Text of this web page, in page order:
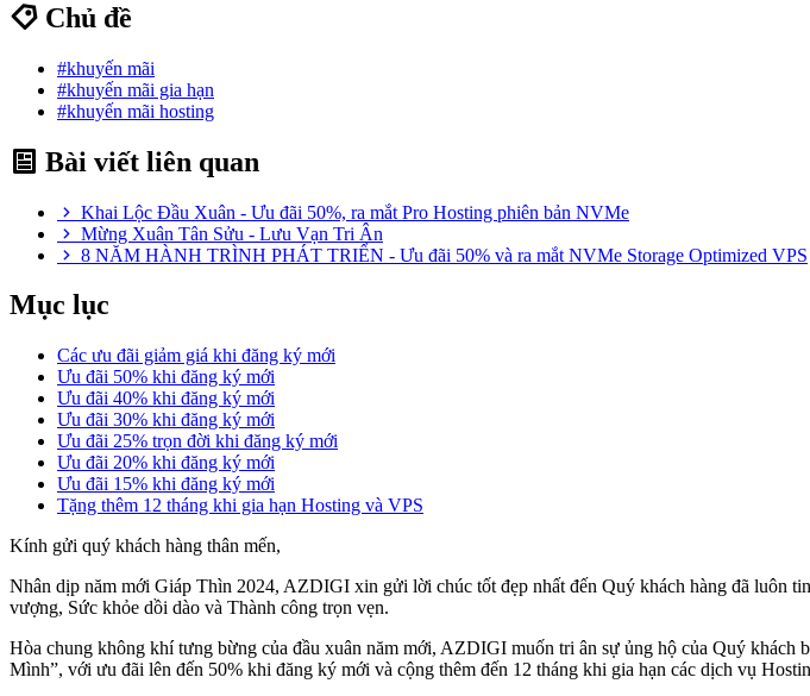
Chủ đề
#khuyến mãi
#khuyến mãi gia hạn
#khuyến mãi hosting
Bài viết liên quan
Khai Lộc Đầu Xuân - Ưu đãi 50%, ra mắt Pro Hosting phiên bản NVMe
Mừng Xuân Tân Sửu - Lưu Vạn Tri Ân
8 NĂM HÀNH TRÌNH PHÁT TRIỂN - Ưu đãi 50% và ra mắt NVMe Storage Optimized VPS
Mục lục
Các ưu đãi giảm giá khi đăng ký mới
Ưu đãi 50% khi đăng ký mới
Ưu đãi 40% khi đăng ký mới
Ưu đãi 30% khi đăng ký mới
Ưu đãi 25% trọn đời khi đăng ký mới
Ưu đãi 20% khi đăng ký mới
Ưu đãi 15% khi đăng ký mới
Tặng thêm 12 tháng khi gia hạn Hosting và VPS
Kính gửi quý khách hàng thân mến,
Nhân dịp năm mới Giáp Thìn 2024, AZDIGI xin gửi lời chúc tốt đẹp nhất đến Quý khách hàng đã luôn
vượng, Sức khỏe dồi dào và Thành công trọn vẹn.
Hòa chung không khí tưng bừng của đầu xuân năm mới, AZDIGI muốn tri ân sự ủng hộ của Quý
Mình”, với ưu đãi lên đến 50% khi đăng ký mới và cộng thêm đến 12 tháng khi gia hạn các dịch vụ